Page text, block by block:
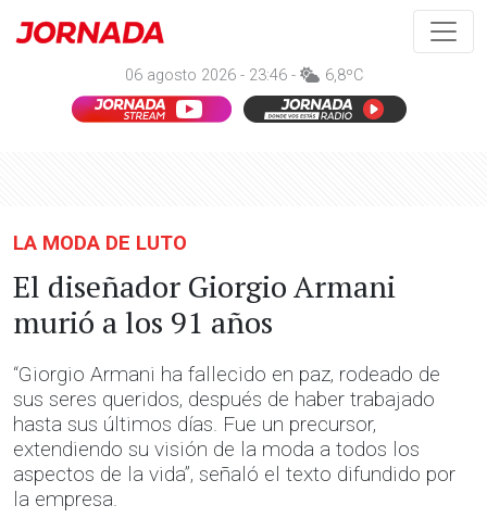
06 agosto 2026 - 23:46 - 6,8ºC
LA MODA DE LUTO
El diseñador Giorgio Armani
murió a los 91 años
“Giorgio Armani ha fallecido en paz, rodeado de
sus seres queridos, después de haber trabajado
hasta sus últimos días. Fue un precursor,
extendiendo su visión de la moda a todos los
aspectos de la vida”, señaló el texto difundido por
la empresa.